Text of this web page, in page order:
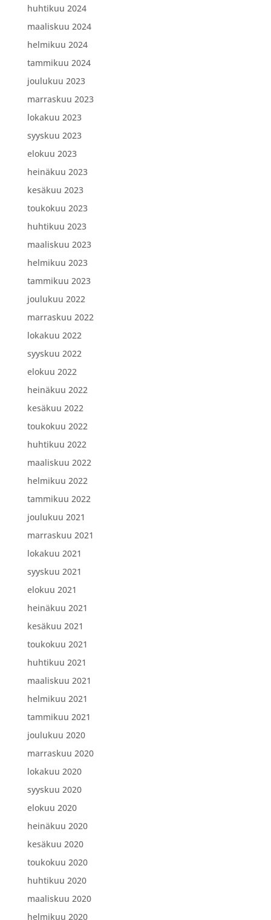
huhtikuu 2024
maaliskuu 2024
helmikuu 2024
tammikuu 2024
joulukuu 2023
marraskuu 2023
lokakuu 2023
syyskuu 2023
elokuu 2023
heinäkuu 2023
kesäkuu 2023
toukokuu 2023
huhtikuu 2023
maaliskuu 2023
helmikuu 2023
tammikuu 2023
joulukuu 2022
marraskuu 2022
lokakuu 2022
syyskuu 2022
elokuu 2022
heinäkuu 2022
kesäkuu 2022
toukokuu 2022
huhtikuu 2022
maaliskuu 2022
helmikuu 2022
tammikuu 2022
joulukuu 2021
marraskuu 2021
lokakuu 2021
syyskuu 2021
elokuu 2021
heinäkuu 2021
kesäkuu 2021
toukokuu 2021
huhtikuu 2021
maaliskuu 2021
helmikuu 2021
tammikuu 2021
joulukuu 2020
marraskuu 2020
lokakuu 2020
syyskuu 2020
elokuu 2020
heinäkuu 2020
kesäkuu 2020
toukokuu 2020
huhtikuu 2020
maaliskuu 2020
helmikuu 2020